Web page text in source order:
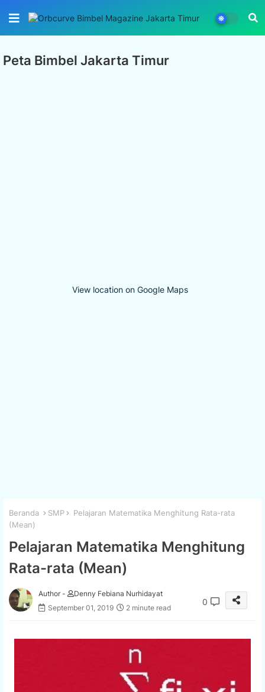
Peta Bimbel Jakarta Timur
View location on Google Maps
Beranda SMP
Pelajaran Matematika Menghitung Rata-rata
(Mean)
Pelajaran Matematika Menghitung
Rata-rata (Mean)
Author -
Denny Febiana Nurhidayat
September 01, 2019
2 minute read
0